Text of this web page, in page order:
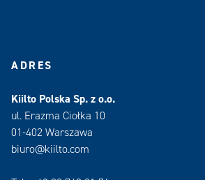
ADRES
Kiilto Polska Sp. z o.o.
ul. Erazma Ciołka 10
01-402 Warszawa
biuro@kiilto.com